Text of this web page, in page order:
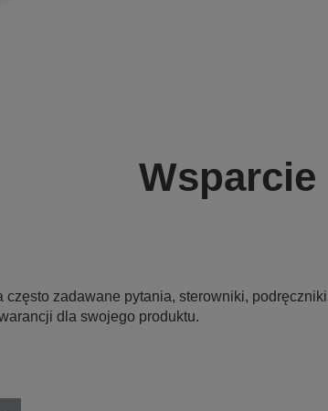
Wsparcie
zadawane pytania, sterowniki,
dla swojego produktu.